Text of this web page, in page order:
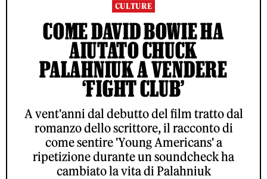
CULTURE
COME DAVID BOWIE HA
AIUTATO CHUCK
PALAHNIUK A VENDERE
‘FIGHT CLUB’
A vent'anni dal debutto del film tratto dal
romanzo dello scrittore, il racconto di
come sentire 'Young Americans' a
ripetizione durante un soundcheck ha
cambiato la vita di Palahniuk